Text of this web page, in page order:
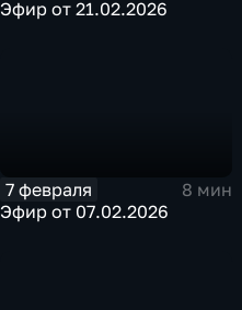
Эфир от 21.02.2026
7 февраля
8 мин
Эфир от 07.02.2026